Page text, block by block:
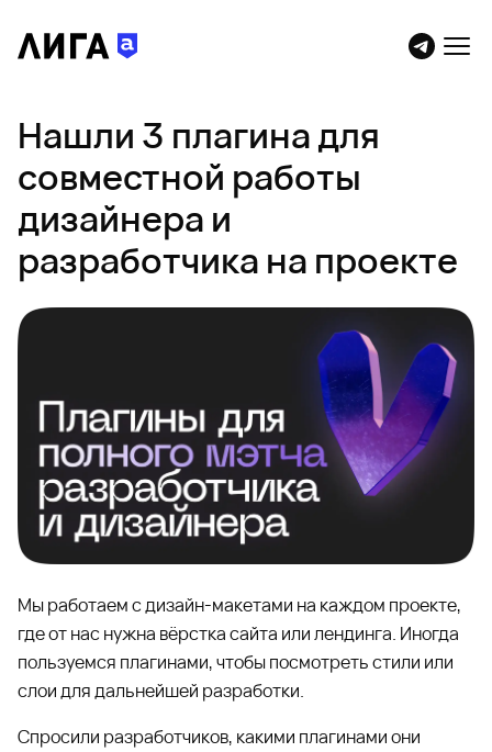
Нашли 3 плагина для
совместной работы
дизайнера и
разработчика на проекте
Мы работаем с дизайн-макетами на каждом проекте,
где от нас нужна вёрстка сайта или лендинга. Иногда
пользуемся плагинами, чтобы посмотреть стили или
слои для дальнейшей разработки.
Спросили разработчиков, какими плагинами они